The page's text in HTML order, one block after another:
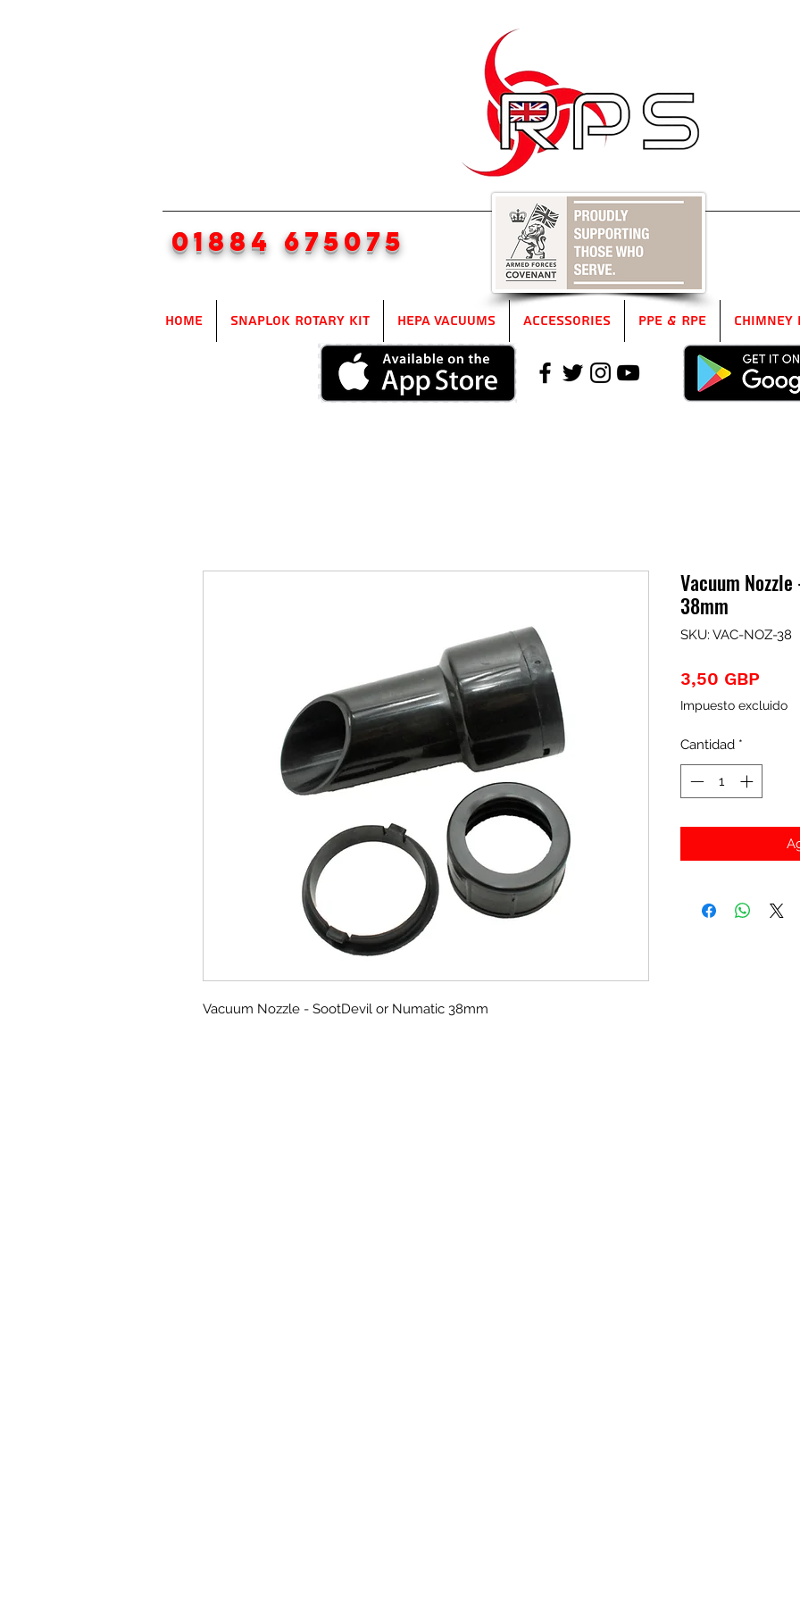
01884 675075
Home SnapLok Rotary Kit HEPA Vacuums Accessories PPE & RPE Chimney
Vacuum Nozzle - SootDevil or Numatic 38mm
Vacuum
38mm
SKU: VAC-NOZ-38
3,50 GBP
Impuesto excluido
Cantidad *